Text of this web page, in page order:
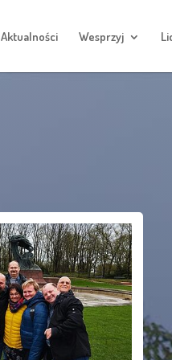
Aktualności Wesprzyj